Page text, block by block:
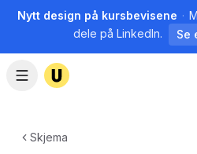
Nytt design på kursbevisene ·
dele på LinkedIn.
Se
Skjema